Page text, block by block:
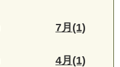
7月(1)
4月(1)